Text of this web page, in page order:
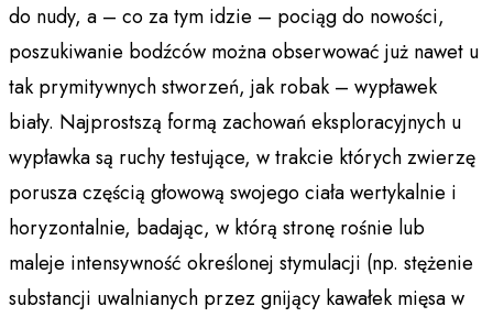
do nudy, a – co za tym idzie – pociąg do nowości,
poszukiwanie bodźców można obserwować już nawet u
tak prymitywnych stworzeń, jak robak – wypławek
biały. Najprostszą formą zachowań eksploracyjnych u
wypławka są ruchy testujące, w trakcie których zwierzę
porusza częścią głowową swojego ciała wertykalnie i
horyzontalnie, badając, w którą stronę rośnie lub
maleje intensywność określonej stymulacji (np. stężenie
substancji uwalnianych przez gnijący kawałek mięsa w